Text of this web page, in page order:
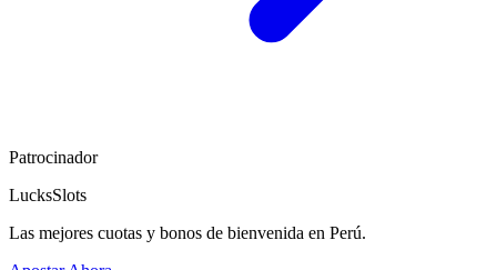
Patrocinador
LucksSlots
Las mejores cuotas y bonos de bienvenida en Perú.